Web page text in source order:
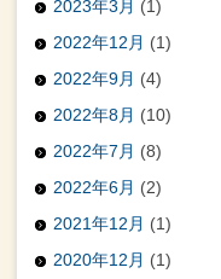
2023年3月 (1)
2022年12月 (1)
2022年9月 (4)
2022年8月 (10)
2022年7月 (8)
2022年6月 (2)
2021年12月 (1)
2020年12月 (1)